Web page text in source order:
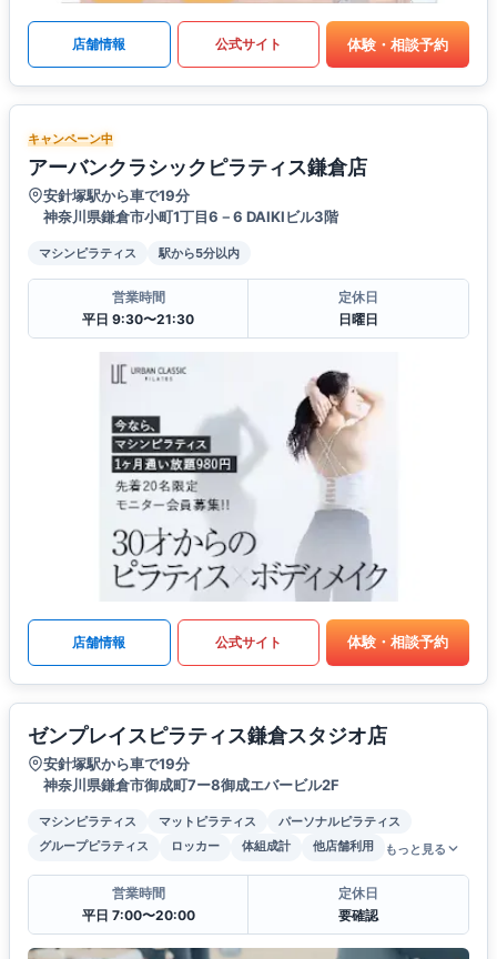
店舗情報 公式サイト 体験・相談予約
キャンペーン中
アーバンクラシックピラティス鎌倉店
安針塚駅から車で19分
神奈川県鎌倉市小町1丁目6－6 DAIKIビル3階
マシンピラティス 駅から5分以内
営業時間
平日 9:30〜21:30
定休日
日曜日
店舗情報 公式サイト 体験・相談予約
ゼンプレイスピラティス鎌倉スタジオ店
安針塚駅から車で19分
神奈川県鎌倉市御成町7ー8御成エバービル2F
マシンピラティス マットピラティス
パーソナルピラティス
グループピラティス
ロッカー 体組成計 他店舗利用 もっと見る
営業時間
平日 7:00〜20:00
定休日
要確認